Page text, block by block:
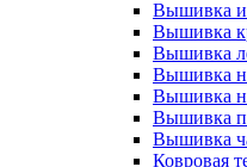
Вышивка
Вышивка
Вышивка
Вышивка
Вышивка
Вышивка
Вышивка
Ковровая